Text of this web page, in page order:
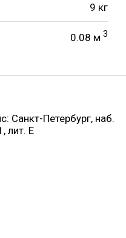
9 кг
0.08 м 3
Санкт-Петербург, наб.
лит. Е